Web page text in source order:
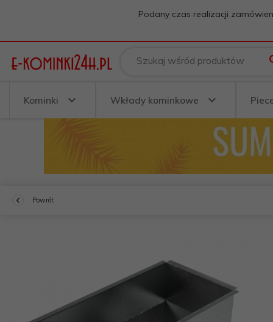
Podany czas realizacji
Szukaj wśród produktów
Kominki Wkłady kominkowe
Powrót